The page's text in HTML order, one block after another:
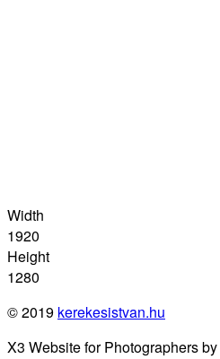
Width
1920
Height
1280
© 2019 kerekesistvan.hu
X3 Website for Photographers by